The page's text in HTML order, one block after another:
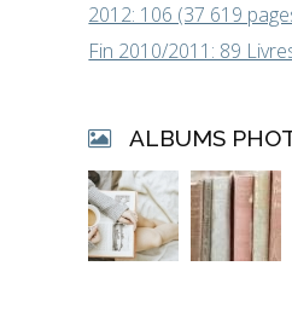
2012: 106 (37 619
Fin 2010/2011: 89
ALBUMS